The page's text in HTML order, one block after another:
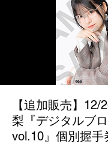
【追加販売】
梨『デジタルブ
vol.10』個別握手